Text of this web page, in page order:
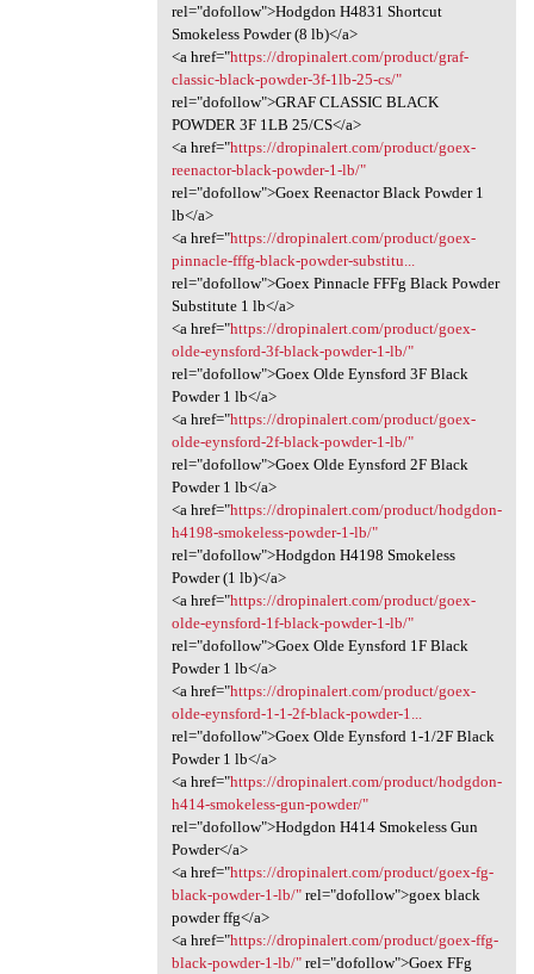
rel="dofollow">Hodgdon H4831 Shortcut
Smokeless Powder (8 lb)</a>
<a href="https://dropinalert.com/product/graf-
classic-black-powder-3f-1lb-25-cs/"
rel="dofollow">GRAF CLASSIC BLACK
POWDER 3F 1LB 25/CS</a>
<a href="https://dropinalert.com/product/goex-
reenactor-black-powder-1-lb/"
rel="dofollow">Goex Reenactor Black Powder 1
lb</a>
<a href="https://dropinalert.com/product/goex-
pinnacle-fffg-black-powder-substitu...
rel="dofollow">Goex Pinnacle FFFg Black Powder
Substitute 1 lb</a>
<a href="https://dropinalert.com/product/goex-
olde-eynsford-3f-black-powder-1-lb/"
rel="dofollow">Goex Olde Eynsford 3F Black
Powder 1 lb</a>
<a href="https://dropinalert.com/product/goex-
olde-eynsford-2f-black-powder-1-lb/"
rel="dofollow">Goex Olde Eynsford 2F Black
Powder 1 lb</a>
<a href="https://dropinalert.com/product/hodgdon-
h4198-smokeless-powder-1-lb/"
rel="dofollow">Hodgdon H4198 Smokeless
Powder (1 lb)</a>
<a href="https://dropinalert.com/product/goex-
olde-eynsford-1f-black-powder-1-lb/"
rel="dofollow">Goex Olde Eynsford 1F Black
Powder 1 lb</a>
<a href="https://dropinalert.com/product/goex-
olde-eynsford-1-1-2f-black-powder-1...
rel="dofollow">Goex Olde Eynsford 1-1/2F Black
Powder 1 lb</a>
<a href="https://dropinalert.com/product/hodgdon-
h414-smokeless-gun-powder/"
rel="dofollow">Hodgdon H414 Smokeless Gun
Powder</a>
<a href="https://dropinalert.com/product/goex-fg-
black-powder-1-lb/"rel="dofollow">goex black
powder ffg</a>
<a href="https://dropinalert.com/product/goex-ffg-
black-powder-1-lb/"rel="dofollow">Goex FFg